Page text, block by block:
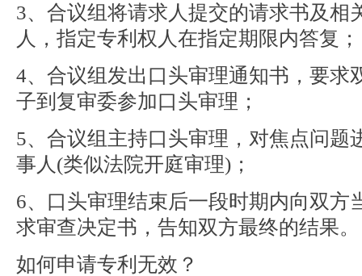
3、合议组将请求人提交的请求书及相
人，指定专利权人在指定期限内答复；
4、合议组发出口头审理通知书，要求
子到复审委参加口头审理；
5、合议组主持口头审理，对焦点问题
事人(类似法院开庭审理)；
6、口头审理结束后一段时期内向双方
求审查决定书，告知双方最终的结果。
如何申请专利无效？